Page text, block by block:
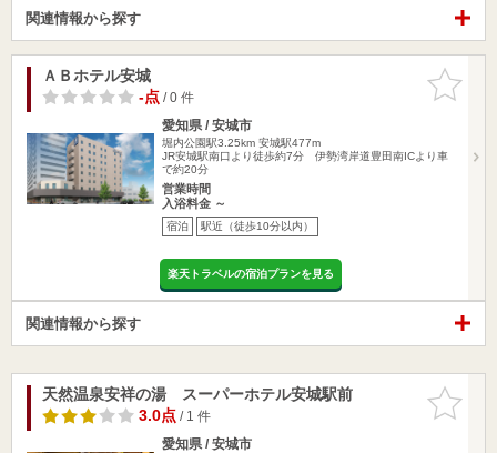
関連情報から探す
お気に入
りに追加
ＡＢホテル安城
-点/ 0 件
愛知県 / 安城市
堀内公園駅3.25km 安城駅477m
JR安城駅南口より徒歩約7分 伊勢湾岸道豊田南ICより車
で約20分
営業時間
入浴料金 ～
宿泊 駅近（徒歩10分以内）
楽天トラベルの宿泊プランを見る
関連情報から探す
お気に入
りに追加
天然温泉安祥の湯 スーパーホテル安城駅前
3.0点/ 1 件
愛知県 / 安城市